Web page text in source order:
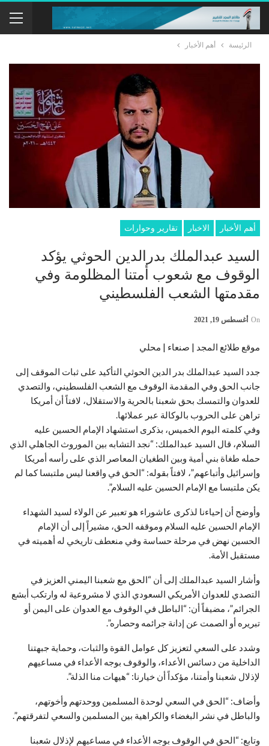
الرئيسة أهم الأخبار
أهم الأخبار الاخبار تقارير وحوارات
السيد عبدالملك بدرالدين الحوثي يؤكد
الوقوف مع شعوب أمتنا المظلومة وفي
مقدمتها الشعب الفلسطيني
On أغسطس 19, 2021
موقع طلائع المجد | صنعاء | محلي
جدد السيد عبدالملك بدر الدين الحوثي التأكيد على ثبات الموقف إلى
جانب الحق وفي المقدمة الوقوف مع الشعب الفلسطيني، والتصدي
للعدوان والتمسك بحق شعبنا بالحرية والاستقلال، لافتاً أن أمريكا
تراهن على الحروب بالوكالة عبر عملائها.
وفي كلمته اليوم الخميس، بذكرى استشهاد الإمام الحسين عليه
السلام، قال السيد عبدالملك: “نجد التشابه بين الموروث الجاهلي الذي
حمله طغاة بني أمية وبين الطغيان المعاصر الذي على رأسه أمريكا
وإسرائيل وأتباعهم”، لافتاً بقوله: “الحق في واقعنا ليس ملتبسا كما لم
يكن ملتبسا مع الإمام الحسين عليه السلام”.
وأوضح أن إحياءنا لذكرى عاشوراء هو تعبير عن الولاء لسيد الشهداء
الإمام الحسين عليه السلام وموقفه الحق، مشيراً إلى أن الإمام
الحسين نهض في مرحلة حساسة وفي منعطف تاريخي له أهميته في
مستقبل الأمة.
وأشار السيد عبدالملك إلى أن “الحق مع شعبنا اليمني العزيز في
التصدي للعدوان الأمريكي السعودي الذي لا مشروعية له وارتكب أبشع
الجرائم”، مضيفاً أن: “الباطل في الوقوف مع العدوان على اليمن أو
تبريره أو الصمت عن إدانة جرائمه وحصاره”.
وشدد على السعي لتعزيز كل عوامل القوة والثبات، وحماية جبهتنا
الداخلية من دسائس الأعداء، والوقوف بوجه الأعداء في مساعيهم
لإذلال شعبنا وأمتنا، مؤكداً أن خيارنا: “هيهات منا الذلة”.
وأضاف: “الحق في السعي لوحدة المسلمين ووحدتهم وأخوتهم،
والباطل في نشر البغضاء والكراهية بين المسلمين والسعي لتفرقتهم”.
وتابع: “الحق في الوقوف بوجه الأعداء في مساعيهم لإذلال شعبنا